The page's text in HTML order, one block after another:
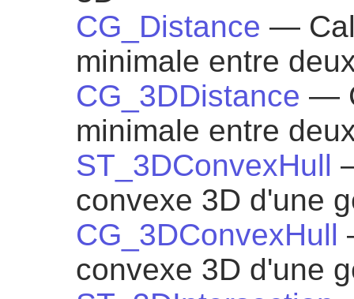
CG_Distance —
minimale entre
CG_3DDistance —
minimale entre
ST_3DConvexHull
convexe 3D d'une
CG_3DConvexHull
convexe 3D d'une